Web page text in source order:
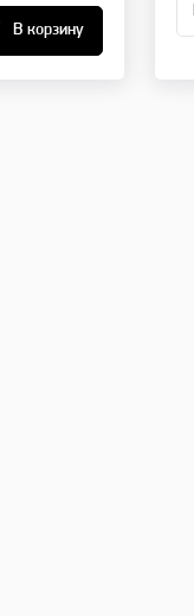
В корзину